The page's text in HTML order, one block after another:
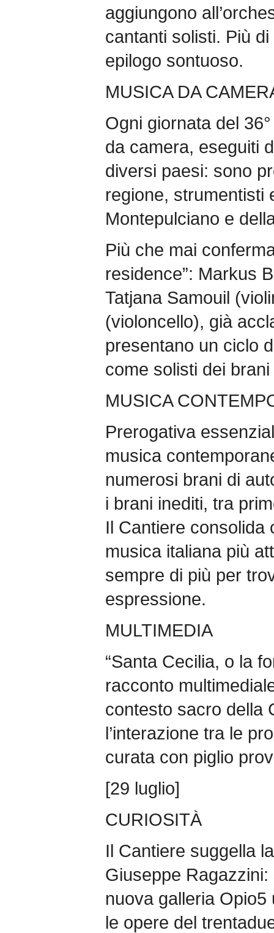
aggiungono
cantanti solisti. Più
epilogo sontuoso.
MUSICA DA
Ogni giornata del
da camera, eseguiti
diversi paesi: sono
regione, strumentisti
Montepulciano e
Più che mai
residence”: Markus
Tatjana Samouil
(violoncello), già
presentano un ciclo
come solisti dei
MUSICA
Prerogativa
musica
numerosi brani di
i brani inediti, tra
Il Cantiere consolida
musica italiana più
sempre di più per
espressione.
MULTIMEDIA
“Santa Cecilia, o la
racconto
contesto sacro della
l’interazione tra le
curata con piglio
[29 luglio]
CURIOSITÀ
Il Cantiere suggella
Giuseppe
nuova galleria
le opere del